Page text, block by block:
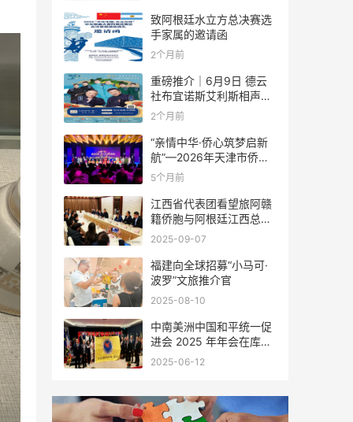
致阿根廷水立方总决赛选
手家属的邀请函
2个月前
重磅推介｜6月9日 德云
社布宜诺斯艾利斯相声专
场！国风曲艺邂逅南美风
结！
2个月前
“亲情中华·侨心筑梦启新
航”—2026年天津市侨界
新春联谊活动成功举办
5个月前
江西省代表团看望旅阿赣
籍侨胞与阿根廷江西总商
会座谈
2025-09-07
福建向全球招募“小马可·
波罗”文旅推介官
2025-08-10
中南美洲中国和平统一促
进会 2025 年年会在库拉
索圆满举行，共绘反“独”
2025-06-12